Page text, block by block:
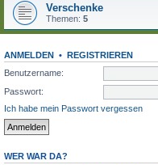
Verschenke
Themen: 5
ANMELDEN • REGISTRIEREN
Benutzername:
Passwort:
Ich habe mein Passwort vergessen
WER WAR DA?